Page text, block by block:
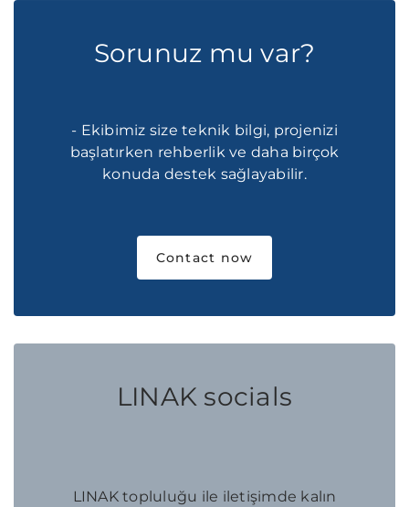
Sorunuz mu var?
- Ekibimiz size teknik bilgi, projenizi
başlatırken rehberlik ve daha birçok
konuda destek sağlayabilir.
Contact now
LINAK socials
LINAK topluluğu ile iletişimde kalın